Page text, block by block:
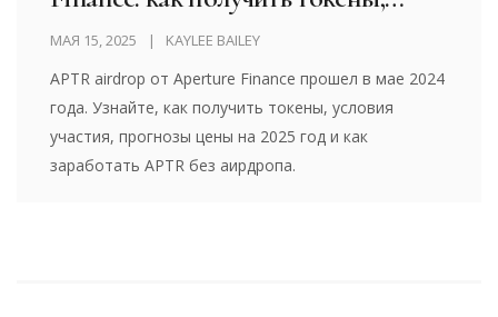
условия и прогнозы цены
МАЯ 15, 2025 KAYLEE BAILEY
APTR airdrop от Aperture Finance прошел в мае 2024
года. Узнайте, как получить токены, условия
участия, прогнозы цены на 2025 год и как
заработать APTR без аирдропа.